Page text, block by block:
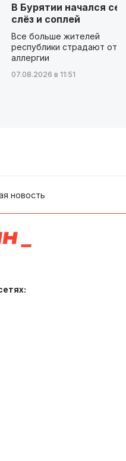
В Бурятии начался
слёз и соплей
Все больше жителей
республики страдают от
аллергии
07.08.2026 в 11:51
новость